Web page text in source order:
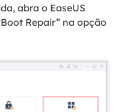
abra o EaseUS
Repair” na opção